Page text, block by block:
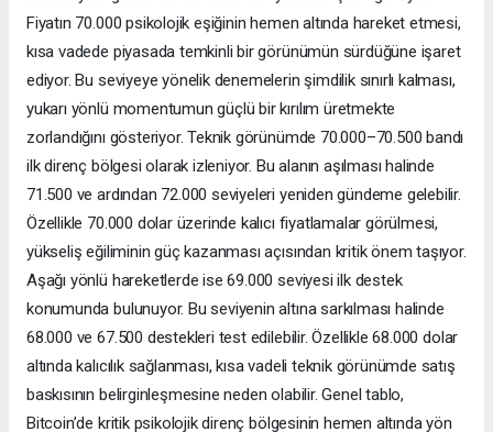
Fiyatın 70.000 psikolojik eşiğinin hemen altında hareket etmesi,
kısa vadede piyasada temkinli bir görünümün sürdüğüne işaret
ediyor. Bu seviyeye yönelik denemelerin şimdilik sınırlı kalması,
yukarı yönlü momentumun güçlü bir kırılım üretmekte
zorlandığını gösteriyor. Teknik görünümde 70.000–70.500 bandı
ilk direnç bölgesi olarak izleniyor. Bu alanın aşılması halinde
71.500 ve ardından 72.000 seviyeleri yeniden gündeme gelebilir.
Özellikle 70.000 dolar üzerinde kalıcı fiyatlamalar görülmesi,
yükseliş eğiliminin güç kazanması açısından kritik önem taşıyor.
Aşağı yönlü hareketlerde ise 69.000 seviyesi ilk destek
konumunda bulunuyor. Bu seviyenin altına sarkılması halinde
68.000 ve 67.500 destekleri test edilebilir. Özellikle 68.000 dolar
altında kalıcılık sağlanması, kısa vadeli teknik görünümde satış
baskısının belirginleşmesine neden olabilir. Genel tablo,
Bitcoin’de kritik psikolojik direnç bölgesinin hemen altında yön